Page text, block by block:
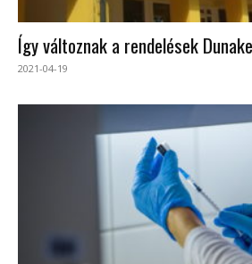
Így változnak a rendelések
2021-04-19